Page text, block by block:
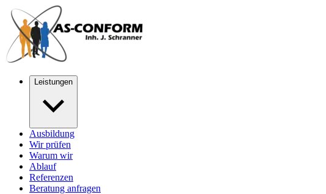
Leistungen
Ausbildung
Wir prüfen
Warum wir
Ablauf
Referenzen
Beratung anfragen